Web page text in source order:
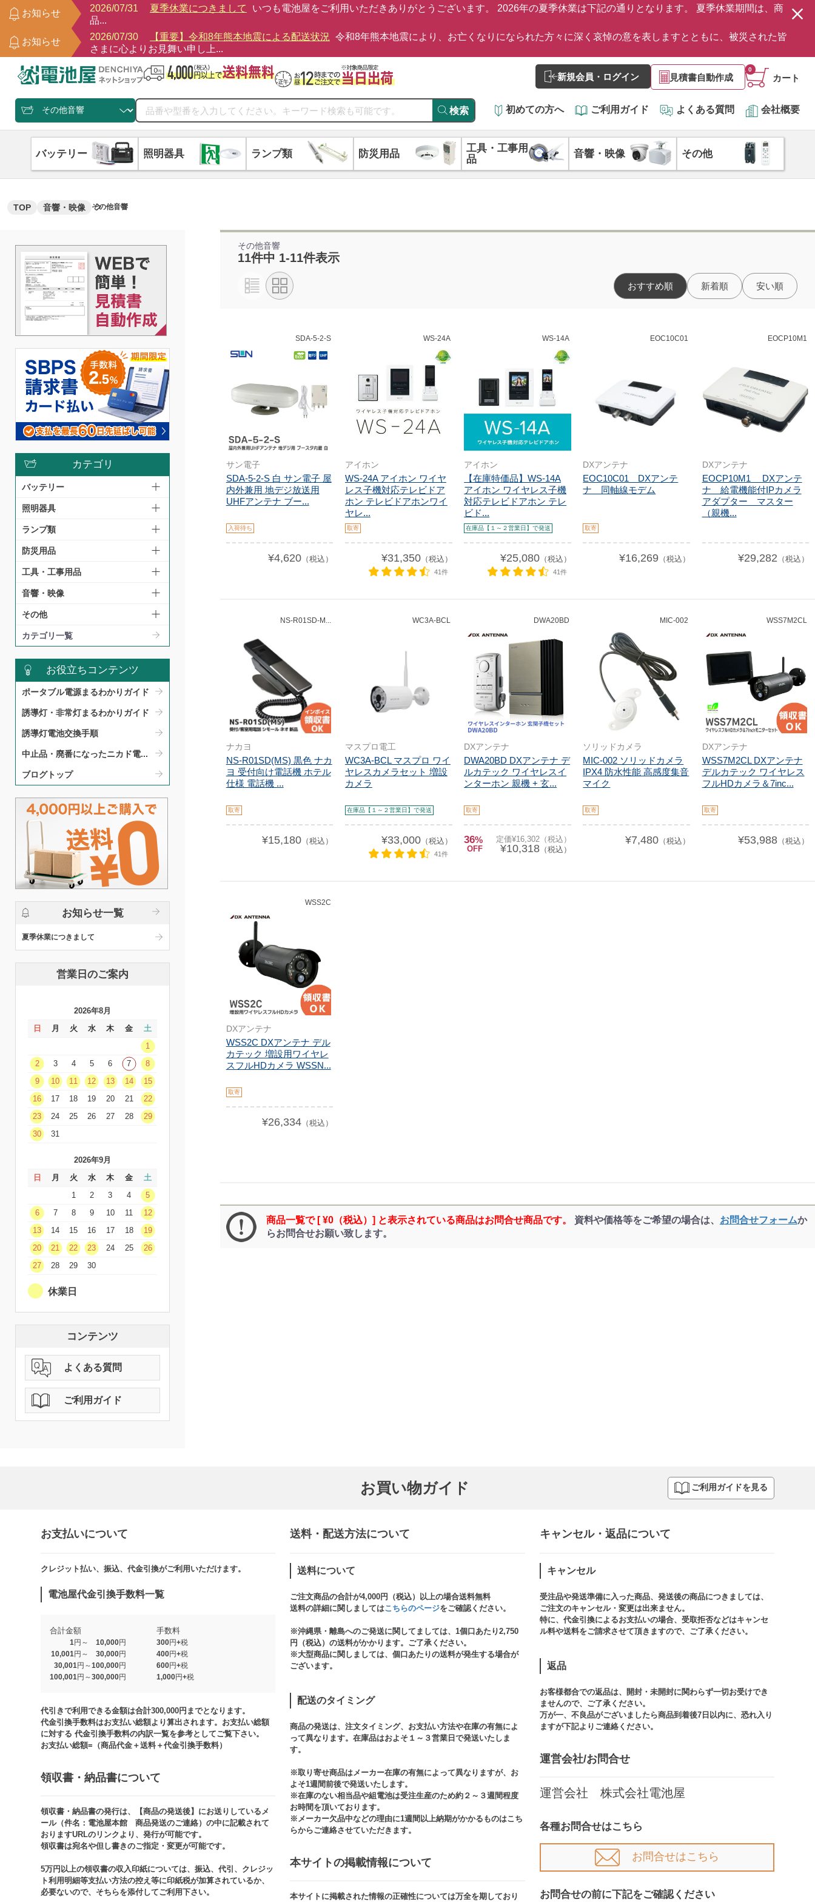
お知らせ
2026/07/31 夏季休業につきまして
いつも電池屋をご利用いただきありがとうございます。 2026年の夏季休業は下記の通りとなります。 夏季休業期間は、商
品...
お知らせ
2026/07/30 【重要】令和8年熊本地震による配送状況 令和8年熊本地震により、お亡くなりになられた方々に深く哀悼の意を表しますとともに、被災された皆
さまに心よりお見舞い申し上...
新規会員・ログイン 見積書自動作成 カート
0
検索 初めての方へ ご利用ガイド よくある質問 会社概要
バッテリー 照明器具 ランプ類 防災用品
工具・工事用
品
音響・映像 その他
TOP 音響・映像 その他音響
カテゴリ
バッテリー
照明器具
ランプ類
防災用品
工具・工事用品
音響・映像
その他
カテゴリ一覧
お役立ちコンテンツ
ポータブル電源まるわかりガイド​
誘導灯・非常灯まるわかりガイド​
誘導灯電池交換手順​
中止品・廃番になったニカド電...
ブログトップ
お知らせ一覧
夏季休業につきまして
営業日のご案内
2026年8月
日
月 火 水 木 金
土
1
2
3 4 5 6 7
8
9
10 11 12 13 14
15
16
17 18 19 20 21
22
23
24 25 26 27 28
29
30
31
2026年9月
日
月 火 水 木 金
土
1
2 3 4
5
6
7 8 9 10 11
12
13
14 15 16 17 18
19
20
21 22 23 24 25
26
27
28 29 30
休業日
コンテンツ
よくある質問
ご利用ガイド
その他音響
11件中 1-11件表示
おすすめ順 新着順 安い順
SDA-5-2-S
サン電子
SDA-5-2-S 白 サン電子 屋
内外兼用 地デジ放送用
UHFアンテナ ブー...
入荷待ち
¥4,620 （税込）
WS-24A
アイホン
WS-24A アイホン ワイヤ
レス子機対応テレビドア
ホン テレビドアホンワイ
ヤレ...
取寄
¥31,350（税込）
41件
WS-14A
アイホン
【在庫特価品】WS-14A
アイホン ワイヤレス子機
対応テレビドアホン テレ
ビド...
在庫品【１～２営業日】で発送
¥25,080（税込）
41件
EOC10C01
DXアンテナ
EOC10C01 DXアンテ
ナ 同軸線モデム
取寄
¥16,269 （税込）
EOCP10M1
DXアンテナ
EOCP10M1 DXアンテ
ナ 給電機能付IPカメラ
アダプター マスター
（親機...
¥29,282 （税込）
NS-R01SD-M...
ナカヨ
NS-R01SD(MS) 黒色 ナカ
ヨ 受付向け電話機 ホテル
仕様 電話機 ...
取寄
¥15,180 （税込）
WC3A-BCL
マスプロ電工
WC3A-BCL マスプロ ワイ
ヤレスカメラセット 増設
カメラ
在庫品【１～２営業日】で発送
¥33,000（税込）
41件
DWA20BD
DXアンテナ
DWA20BD DXアンテナ デ
ルカテック ワイヤレスイ
ンターホン 親機 + 玄...
取寄
36%
OFF
定価¥16,302（税込）
¥10,318（税込）
MIC-002
ソリッドカメラ
MIC-002 ソリッドカメラ
IPX4 防水性能 高感度集音
マイク
取寄
¥7,480（税込）
WSS7M2CL
DXアンテナ
WSS7M2CL DXアンテナ
デルカテック ワイヤレス
フルHDカメラ＆7inc...
取寄
¥53,988 （税込）
WSS2C
DXアンテナ
WSS2C DXアンテナ デル
カテック 増設用ワイヤレ
スフルHDカメラ WSSN...
取寄
¥26,334 （税込）
商品一覧で [ ¥0（税込）] と表示されている商品はお問合せ商品です。 資料や価格等をご希望の場合は、 お問合せフォームか
らお問合せお願い致します。
お買い物ガイド ご利用ガイドを見る
お支払いについて
クレジット払い、振込、代金引換がご利用いただけます。​​
電池屋代金引換手数料一覧
合計金額 手数料
1円～ 10,000円
300円+税
10,001円～ 30,000円
400円+税
30,001円～100,000円
600円+税
100,001円～300,000円
1,000円+税​
代引きで利用できる金額は合計300,000円までとなります。
代金引換手数料はお支払い総額より算出されます。お支払い総額
に対する 代金引換手数料の内訳一覧を参考としてご覧下さい。​
お支払い総額=（商品代金＋送料＋代金引換手数料）​
領収書・納品書について​
領収書・納品書の発行は、【商品の発送後】にお送りしているメ
ール（件名：電池屋本館 商品発送のご連絡）の中に記載されて
おりますURLのリンクより、発行が可能です。
領収書は宛名や但し書きのご指定・変更が可能です。​​
5万円以上の領収書の収入印紙については、振込、代引、クレジッ
ト利用明細等支払い方法の控え等に印紙税が加算されているか、
必要ないので、そちらを添付してご利用下さい。
送料・配送方法について​
送料について
ご注文商品の合計が4,000円（税込）以上の場合送料無料
送料の詳細に関しましてはこちらのページをご確認ください。​
※沖縄県・離島へのご発送に関してましては、1個口あたり2,750
円（税込）の送料がかかります。ご了承ください。
※大型商品に関しましては、個口あたりの送料が発生する場合が
ございます。​
配送のタイミング
商品の発送は、注文タイミング、お支払い方法や在庫の有無によ
って異なります。在庫品はおよそ１～３営業日で発送いたしま
す。​
※取り寄せ商品はメーカー在庫の有無によって異なりますが、お
よそ1週間前後で発送いたします。
※在庫のない相当品や組電池は受注生産のため約２～３週間程度
お時間を頂いております。​
※メーカー欠品中などの理由に1週間以上納期がかかるものはこち
らからご連絡させていただきます。
本サイトの掲載情報について​
本サイトに掲載された情報の正確性については万全を期しており
キャンセル・返品について​
キャンセル
受注品や発送準備に入った商品、発送後の商品につきましては、
ご注文のキャンセル・変更は出来ません。​
特に、代金引換によるお支払いの場合、受取拒否などはキャンセ
ル料や送料をご請求させて頂きますので、ご了承ください。​
返品
お客様都合での返品は、開封・未開封に関わらず一切お受けでき
ませんので、ご了承ください。​​
万が一、不良品がございましたら商品到着後7日以内に、恐れ入り
ますが下記よりご連絡ください。
運営会社/お問合せ​
運営会社 株式会社電池屋
各種お問合せはこちら
お問合せはこちら
お問合せの前に下記をご確認ください​